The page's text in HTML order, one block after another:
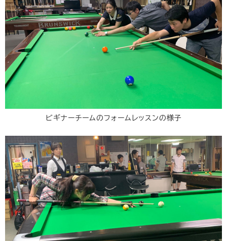
ビギナーチームのフォームレッスンの様子